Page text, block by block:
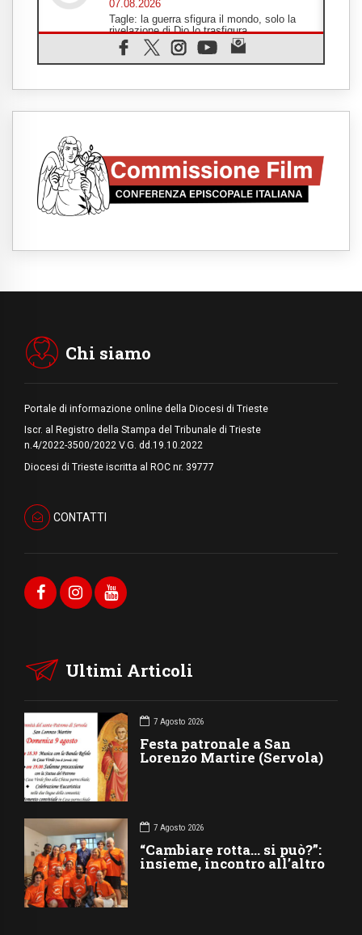
07.08.2026
Tagle: la guerra sfigura il mondo, solo la
rivelazione di Dio lo trasfigura
07.08.2026
Il Papa in Francia, quattro giorni intensi tra
SIGNIS 2026, dare voce alle religiose
Honduras, gli sfollati invisibili di una crisi
dimenticata
07.08.2026
Italia, Antigone: carceri al limite della
Parolin conclude il viaggio in Messico: "La
Chi siamo
Portale di informazione online della Diocesi di Trieste
Iscr. al Registro della Stampa del Tribunale di Trieste
n.4/2022-3500/2022 V.G. dd.19.10.2022
Diocesi di Trieste iscritta al ROC nr. 39777
CONTATTI
Ultimi Articoli
7 Agosto 2026
Festa patronale a San
Lorenzo Martire (Servola)
7 Agosto 2026
“Cambiare rotta… si può?”:
insieme, incontro all’altro